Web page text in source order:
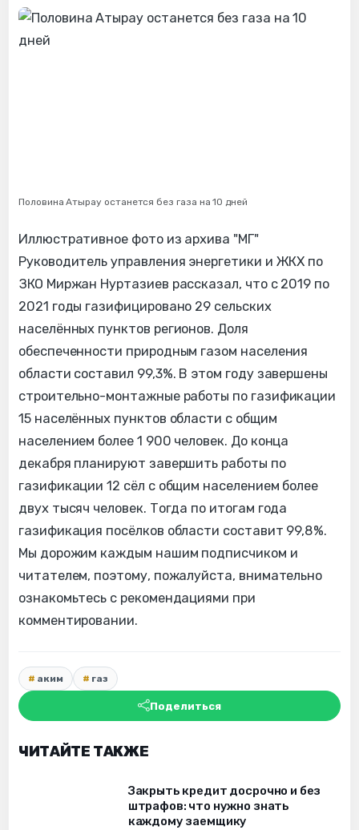
Половина Атырау останется без газа на 10 дней
Иллюстративное фото из архива "МГ"
Руководитель управления энергетики и ЖКХ по
ЗКО Миржан Нуртазиев рассказал, что с 2019 по
2021 годы газифицировано 29 сельских
населённых пунктов регионов. Доля
обеспеченности природным газом населения
области составил 99,3%. В этом году завершены
строительно-монтажные работы по газификации
15 населённых пунктов области с общим
населением более 1 900 человек. До конца
декабря планируют завершить работы по
газификации 12 сёл с общим населением более
двух тысяч человек. Тогда по итогам года
газификация посёлков области составит 99,8%.
Мы дорожим каждым нашим подписчиком и
читателем, поэтому, пожалуйста, внимательно
ознакомьтесь с рекомендациями при
комментировании.
аким газ
Поделиться
ЧИТАЙТЕ ТАКЖЕ
Закрыть кредит досрочно и без
штрафов: что нужно знать
каждому заемщику